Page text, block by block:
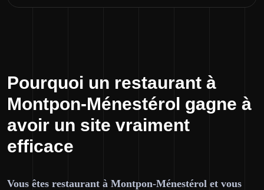
Pourquoi un restaurant à
Montpon-Ménestérol gagne à
avoir un site vraiment
efficace
Vous êtes restaurant à Montpon-Ménestérol et vous